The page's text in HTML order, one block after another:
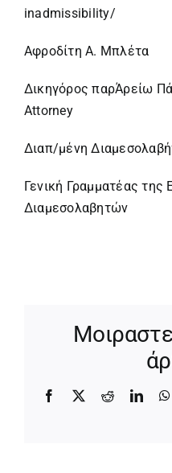
inadmissibility/
Αφροδίτη Α. Μπλέτα
Δικηγόρος παρΆρείω
Attorney
Διαπ/μένη
Γενική Γραμματέας της
Διαμεσολαβητών
Facebook
X Reddit